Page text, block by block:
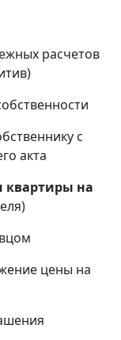
расчетов
с
акта
квартиры на
цены на